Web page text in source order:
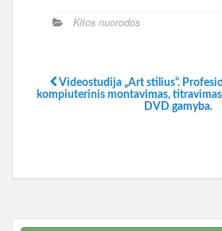
Kitos nuorodos
Videostudija „Art stilius“.
kompiuterinis montavimas,
DVD gamyba.